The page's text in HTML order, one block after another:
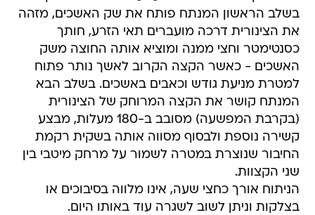
בשלב הראשון המנתח פותח את שק האשכים, מזהה
את הצינורית דרכה מועברים תאי הזרע, חותך
כסנטימטר וחצי ממנה ומוציא אותה החוצה משק
האשכים - כאשר הקצה הקרוב לאשך נותר פתוח
למטרת מניעת גודש וכאבים באשכים. בשלב הבא
המנתח קושר את הקצה המרוחק של הצינורית
(בקרבת המפשעה) מסובב ב-180 מעלות, מבצע
קשירה נוספת ולבסוף מסווה אותה בשקית רקמת
החיבור שנוצרת במטרה לשמור על מרחק מיטבי בין
שני הקצוות.
הניתוח אורך כחצי שעה, אינו מלווה בסיבוכים או
בצלקות וניתן לשוב לשגרה עוד באותו היום.